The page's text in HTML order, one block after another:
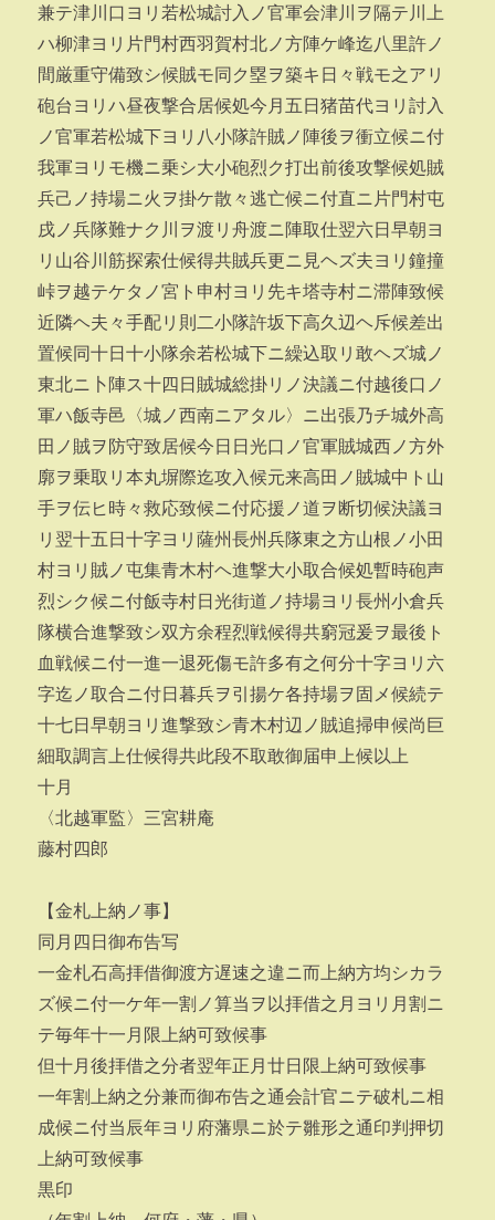
兼テ津川口ヨリ若松城討入ノ官軍会津川ヲ隔テ川上
ハ柳津ヨリ片門村西羽賀村北ノ方陣ケ峰迄八里許ノ
間厳重守備致シ候賊モ同ク塁ヲ築キ日々戦モ之アリ
砲台ヨリハ昼夜撃合居候処今月五日猪苗代ヨリ討入
ノ官軍若松城下ヨリ八小隊許賊ノ陣後ヲ衝立候ニ付
我軍ヨリモ機ニ乗シ大小砲烈ク打出前後攻撃候処賊
兵己ノ持場ニ火ヲ掛ケ散々逃亡候ニ付直ニ片門村屯
戌ノ兵隊難ナク川ヲ渡リ舟渡ニ陣取仕翌六日早朝ヨ
リ山谷川筋探索仕候得共賊兵更ニ見ヘズ夫ヨリ鐘撞
峠ヲ越テケタノ宮ト申村ヨリ先キ塔寺村ニ滞陣致候
近隣ヘ夫々手配リ則二小隊許坂下高久辺ヘ斥候差出
置候同十日十小隊余若松城下ニ繰込取リ敢ヘズ城ノ
東北ニ卜陣ス十四日賊城総掛リノ決議ニ付越後口ノ
軍ハ飯寺邑〈城ノ西南ニアタル〉ニ出張乃チ城外高
田ノ賊ヲ防守致居候今日日光口ノ官軍賊城西ノ方外
廓ヲ乗取リ本丸塀際迄攻入候元来高田ノ賊城中ト山
手ヲ伝ヒ時々救応致候ニ付応援ノ道ヲ断切候決議ヨ
リ翌十五日十字ヨリ薩州長州兵隊東之方山根ノ小田
村ヨリ賊ノ屯集青木村ヘ進撃大小取合候処暫時砲声
烈シク候ニ付飯寺村日光街道ノ持場ヨリ長州小倉兵
隊横合進撃致シ双方余程烈戦候得共窮冠爰ヲ最後ト
血戦候ニ付一進一退死傷モ許多有之何分十字ヨリ六
字迄ノ取合ニ付日暮兵ヲ引揚ケ各持場ヲ固メ候続テ
十七日早朝ヨリ進撃致シ青木村辺ノ賊追掃申候尚巨
細取調言上仕候得共此段不取敢御届申上候以上
十月
〈北越軍監〉三宮耕庵
藤村四郎
【金札上納ノ事】
同月四日御布告写
一金札石高拝借御渡方遅速之違ニ而上納方均シカラ
ズ候ニ付一ケ年一割ノ算当ヲ以拝借之月ヨリ月割ニ
テ毎年十一月限上納可致候事
但十月後拝借之分者翌年正月廿日限上納可致候事
一年割上納之分兼而御布告之通会計官ニテ破札ニ相
成候ニ付当辰年ヨリ府藩県ニ於テ雛形之通印判押切
上納可致候事
黒印